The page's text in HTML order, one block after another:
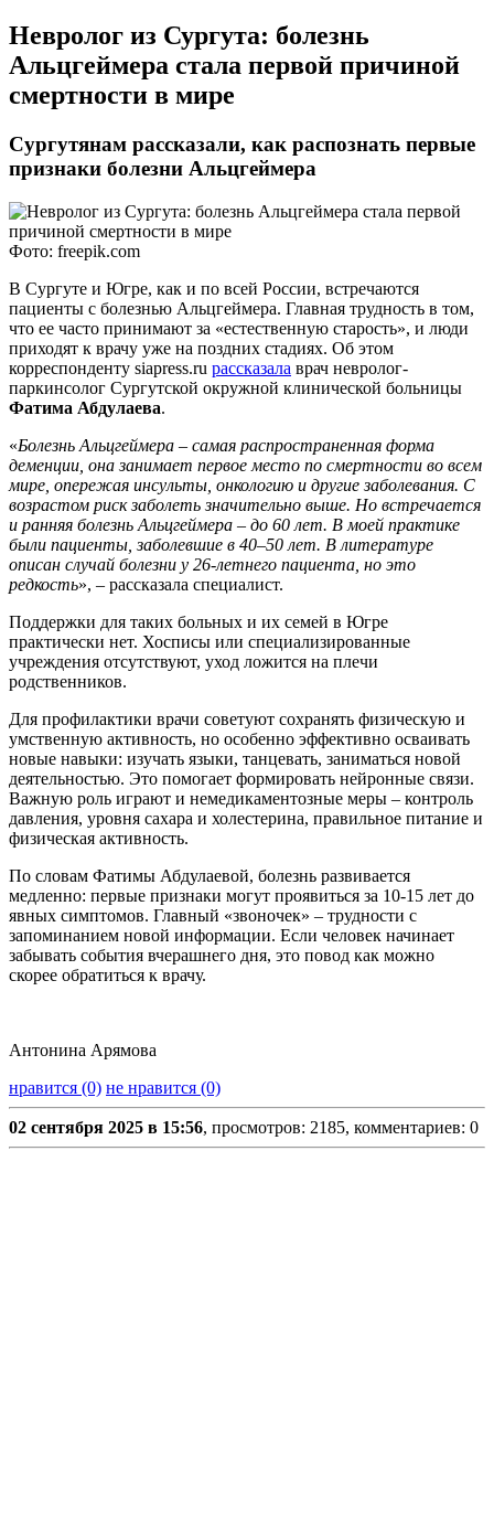
​Невролог из Сургута: болезнь
Альцгеймера стала первой причиной
смертности в мире
Сургутянам рассказали, как распознать первые
признаки болезни Альцгеймера
Фото: freepik.com
В Сургуте и Югре, как и по всей России, встречаются
пациенты с болезнью Альцгеймера. Главная трудность в том,
что ее часто принимают за «естественную старость», и люди
приходят к врачу уже на поздних стадиях. Об этом
корреспонденту siapress.ru рассказала врач невролог-
паркинсолог Сургутской окружной клинической больницы
Фатима Абдулаева.
«Болезнь Альцгеймера – самая распространенная форма
деменции, она занимает первое место по смертности во всем
мире, опережая инсульты, онкологию и другие заболевания. С
возрастом риск заболеть значительно выше. Но встречается
и ранняя болезнь Альцгеймера – до 60 лет. В моей практике
были пациенты, заболевшие в 40–50 лет. В литературе
описан случай болезни у 26-летнего пациента, но это
редкость», ‒ рассказала специалист.
Поддержки для таких больных и их семей в Югре
практически нет. Хосписы или специализированные
учреждения отсутствуют, уход ложится на плечи
родственников.
Для профилактики врачи советуют сохранять физическую и
умственную активность, но особенно эффективно осваивать
новые навыки: изучать языки, танцевать, заниматься новой
деятельностью. Это помогает формировать нейронные связи.
Важную роль играют и немедикаментозные меры – контроль
давления, уровня сахара и холестерина, правильное питание и
физическая активность.
По словам Фатимы Абдулаевой, болезнь развивается
медленно: первые признаки могут проявиться за 10-15 лет до
явных симптомов. Главный «звоночек» ‒ трудности с
запоминанием новой информации. Если человек начинает
забывать события вчерашнего дня, это повод как можно
скорее обратиться к врачу.
Антонина Арямова
нравится (0) не нравится (0)
02 сентября 2025 в 15:56, просмотров: 2185, комментариев: 0